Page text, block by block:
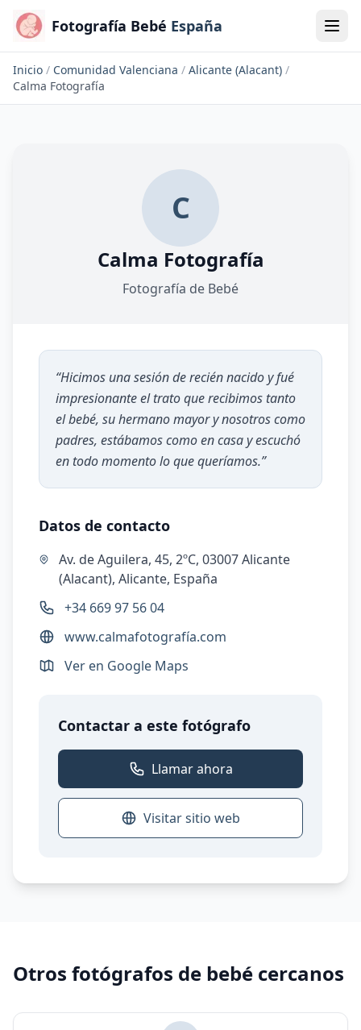
Fotografía Bebé España
Inicio / Comunidad Valenciana / Alicante (Alacant) /
Calma Fotografía
C
Calma Fotografía
Fotografía de Bebé
“Hicimos una sesión de recién nacido y fué
impresionante el trato que recibimos tanto
el bebé, su hermano mayor y nosotros como
padres, estábamos como en casa y escuchó
en todo momento lo que queríamos.”
Datos de contacto
Av. de Aguilera, 45, 2ºC, 03007 Alicante
(Alacant), Alicante, España
+34 669 97 56 04
www.calmafotografía.com
Ver en Google Maps
Contactar a este fotógrafo
Llamar ahora
Visitar sitio web
Otros fotógrafos de bebé cercanos